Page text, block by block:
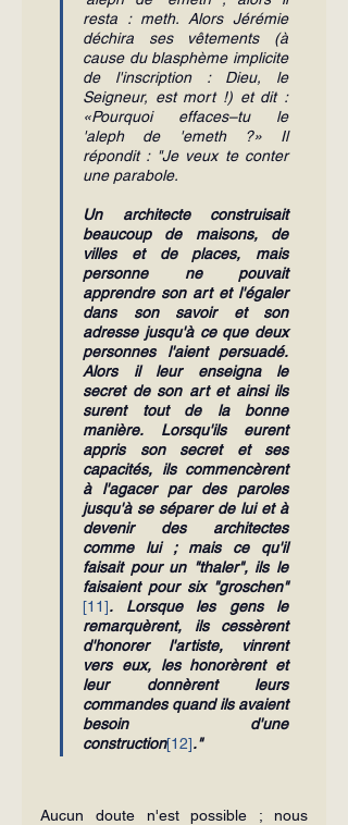
resta : meth. Alors Jérémie
déchira ses vêtements (à
cause du blasphème implicite
de l'inscription : Dieu, le
Seigneur, est mort !) et dit :
«Pourquoi effaces–tu le
'aleph de 'emeth ?» Il
répondit : "Je veux te conter
une parabole.
Un architecte construisait
beaucoup de maisons, de
villes et de places, mais
personne ne pouvait
apprendre son art et l'égaler
dans son savoir et son
adresse jusqu'à ce que deux
personnes l'aient persuadé.
Alors il leur enseigna le
secret de son art et ainsi ils
surent tout de la bonne
manière. Lorsqu'ils eurent
appris son secret et ses
capacités, ils commencèrent
à l'agacer par des paroles
jusqu'à se séparer de lui et à
devenir des architectes
comme lui ; mais ce qu'il
faisait pour un "thaler", ils le
faisaient pour six "groschen"
[11]. Lorsque les gens le
remarquèrent, ils cessèrent
d'honorer l'artiste, vinrent
vers eux, les honorèrent et
leur donnèrent leurs
commandes quand ils avaient
besoin d'une
construction[12]."
Aucun doute n'est possible ; nous